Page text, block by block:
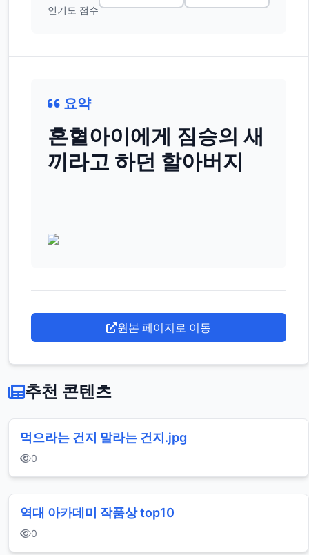
인기도 점수
요약
혼혈아이에게 짐승의 새
끼라고 하던 할아버지
원본 페이지로 이동
추천 콘텐츠
먹으라는 건지 말라는 건지.jpg
0
역대 아카데미 작품상 top10
0